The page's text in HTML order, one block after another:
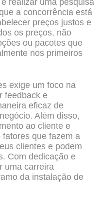
realizar uma pesquisa
a concorrência está
preços justos e
os preços, não
ou pacotes que
nos primeiros
exige um foco na
feedback e
eficaz de
Além disso,
ao cliente e
que fazem a
clientes e podem
Com dedicação e
uma carreira
da instalação de